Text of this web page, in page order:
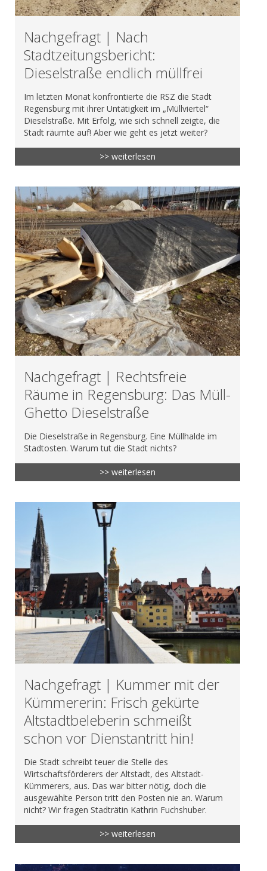
Nachgefragt | Nach
Stadtzeitungsbericht:
Dieselstraße endlich müllfrei
Im letzten Monat konfrontierte die RSZ die Stadt
Regensburg mit ihrer Untätigkeit im „Müllviertel“
Dieselstraße. Mit Erfolg, wie sich schnell zeigte, die
Stadt räumte auf! Aber wie geht es jetzt weiter?
>> weiterlesen
Nachgefragt | Rechtsfreie
Räume in Regensburg: Das Müll-
Ghetto Dieselstraße
Die Dieselstraße in Regensburg. Eine Müllhalde im
Stadtosten. Warum tut die Stadt nichts?
>> weiterlesen
Nachgefragt | Kummer mit der
Kümmererin: Frisch gekürte
Altstadtbeleberin schmeißt
schon vor Dienstantritt hin!
Die Stadt schreibt teuer die Stelle des
Wirtschaftsförderers der Altstadt, des Altstadt-
Kümmerers, aus. Das war bitter nötig, doch die
ausgewählte Person tritt den Posten nie an. Warum
nicht? Wir fragen Stadträtin Kathrin Fuchshuber.
>> weiterlesen